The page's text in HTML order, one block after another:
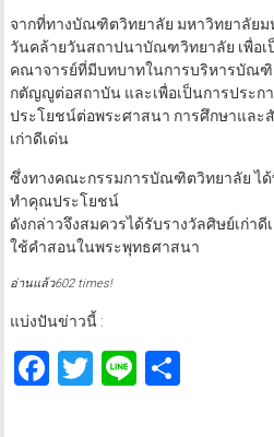
จากที่ทางบัณฑิตวิทยาลัย มหาวิทยาลัยม
วันคล้ายวันสถาปนาบัณฑวิทยาลัย เพื่อเ
คณาจารย์ที่มีบทบาทในการบริหารบัณฑิ
กตัญญูต่อสถาบัน และเพื่อเป็นการประก
ประโยชน์ต่อพระศาสนา การศึกษาและ
เก่าดีเด่น
ซึ่งทางคณะกรรมการบัณฑิตวิทยาลัย ไ
ทำคุณประโยชน์
ดังกล่าวจึงสมควรได้รับรางวัลศิษย์เก่า
ใช้คำสอนในพระพุทธศาสนา
อ่านแล้ว602 times!
แบ่งปันข่าวนี้ :
Facebook
Twitter
LineShare